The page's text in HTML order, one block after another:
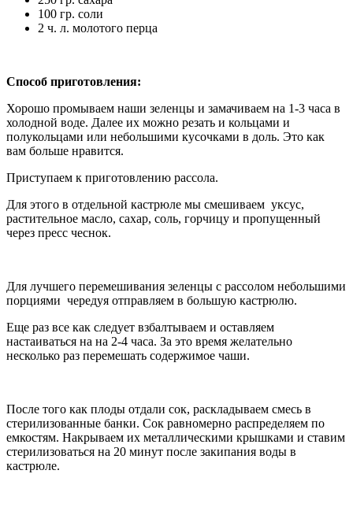
100 гр. соли
2 ч. л. молотого перца
Способ приготовления:
Хорошо промываем наши зеленцы и замачиваем на 1-3 часа в
холодной воде. Далее их можно резать и кольцами и
полукольцами или небольшими кусочками в доль. Это как
вам больше нравится.
Приступаем к приготовлению рассола.
Для этого в отдельной кастрюле мы смешиваем уксус,
растительное масло, сахар, соль, горчицу и пропущенный
через пресс чеснок.
Для лучшего перемешивания зеленцы с рассолом небольшими
порциями чередуя отправляем в большую кастрюлю.
Еще раз все как следует взбалтываем и оставляем
настаиваться на на 2-4 часа. За это время желательно
несколько раз перемешать содержимое чаши.
После того как плоды отдали сок, раскладываем смесь в
стерилизованные банки. Сок равномерно распределяем по
емкостям. Накрываем их металлическими крышками и ставим
стерилизоваться на 20 минут после закипания воды в
кастрюле.